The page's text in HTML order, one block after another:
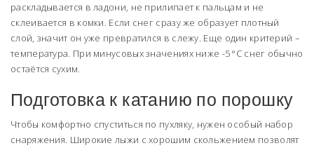
раскладывается в ладони, не прилипает к пальцам и не
склеивается в комки. Если снег сразу же образует плотный
слой, значит он уже превратился в слежу. Еще один критерий –
температура. При минусовых значениях ниже -5 °C снег обычно
остаётся сухим.
Подготовка к катанию по порошку
Чтобы комфортно спуститься по пухляку, нужен особый набор
снаряжения. Широкие лыжи с хорошим скольжением позволят